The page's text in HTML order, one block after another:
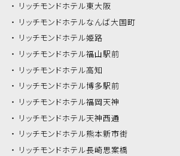
リッチモンドホテル東大阪
リッチモンドホテルなんば大国町
リッチモンドホテル姫路
リッチモンドホテル福山駅前
リッチモンドホテル高知
リッチモンドホテル博多駅前
リッチモンドホテル福岡天神
リッチモンドホテル天神西通
リッチモンドホテル熊本新市街
リッチモンドホテル長崎思案橋